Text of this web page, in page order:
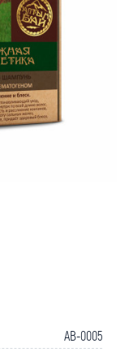
AB-0005